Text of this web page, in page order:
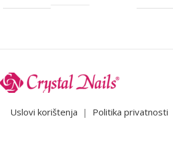
Uslovi korištenja | Politika privatnosti